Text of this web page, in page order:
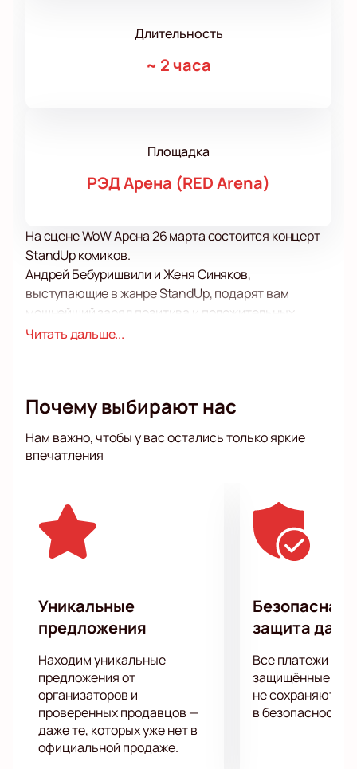
Длительность
~ 2 часа
Площадка
РЭД Арена (RED Arena)
На сцене WoW Арена 26 марта состоится концерт
StandUp комиков.
Андрей Бебуришвили и Женя Синяков,
выступающие в жанре StandUp, подарят вам
мощнейший заряд позитива и положительных
эмоций.
с помощью юмора, тонких сравнений, разговорных
но артисты, которые выступят в этот вечер докажут
вам, что говорить с юмором и легко можно обо всем
Сомневаетесь? Приходите на настоящую
«смехотерапию» комплексов и неуверенности в
себе!
Читать дальше...
Почему выбирают нас
Нам важно, чтобы у вас остались только яркие
впечатления
Уникальные
предложения
Находим уникальные
предложения от
организаторов и
проверенных продавцов —
даже те, которых уже нет в
официальной продаже.
Безопасная
защита
Все платежи
защищённые
не сохраняются
в безопасности.